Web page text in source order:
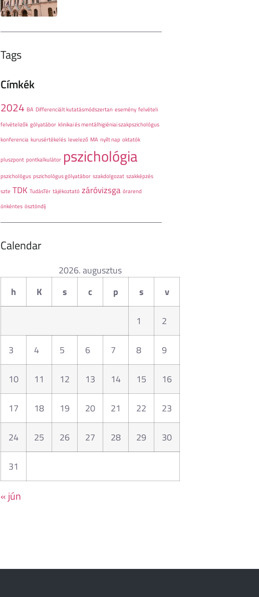
Tags
Címkék
2024 BA Differenciált kutatásmódszertan esemény felvételi
felvételizők gólyatábor klinikai és mentálhigiéniai szakpszichológus
konferencia kurusértékelés levelező MA nyílt nap oktatók
pluszpont pontkalkulátor pszichológia
pszichológus pszichológus gólyatábor szakdolgozat szakképzés
szte TDK TudásTér tájékoztató záróvizsga órarend
önkéntes ösztöndíj
Calendar
2026. augusztus
h
K s c p s v
1 2
3 4 5 6 7 8 9
10 11 12 13 14 15 16
17 18 19 20 21 22 23
24 25 26 27 28 29 30
31
« jún